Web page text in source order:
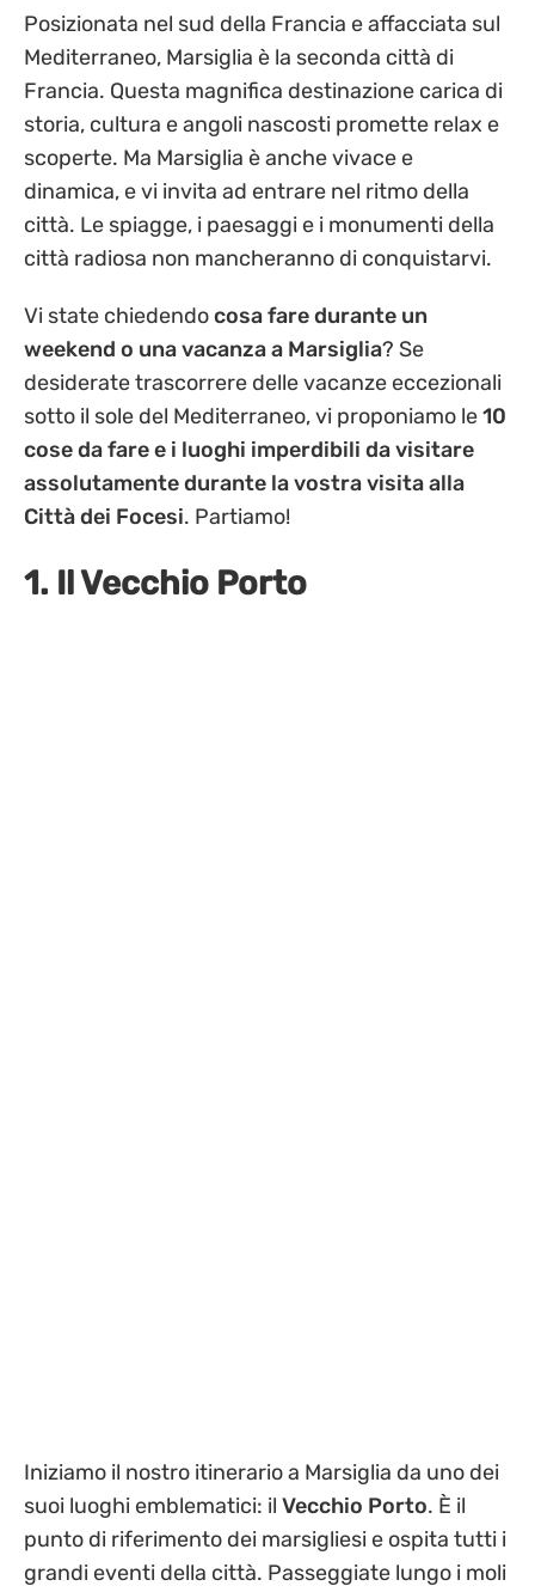
Posizionata nel sud della Francia e affacciata sul
Mediterraneo, Marsiglia è la seconda città di
Francia. Questa magnifica destinazione carica di
storia, cultura e angoli nascosti promette relax e
scoperte. Ma Marsiglia è anche vivace e
dinamica, e vi invita ad entrare nel ritmo della
città. Le spiagge, i paesaggi e i monumenti della
città radiosa non mancheranno di conquistarvi.
Vi state chiedendocosa fare durante un
weekend o una vacanza a Marsiglia? Se
desiderate trascorrere delle vacanze eccezionali
sotto il sole del Mediterraneo, vi proponiamo le10
cose da fare e i luoghi imperdibili da visitare
assolutamente durante la vostra visita alla
Città dei Focesi. Partiamo!
1. Il Vecchio Porto
Iniziamo il nostro itinerario a Marsiglia da uno dei
suoi luoghi emblematici: il Vecchio Porto. È il
punto di riferimento dei marsigliesi e ospita tutti i
grandi eventi della città. Passeggiate lungo i moli